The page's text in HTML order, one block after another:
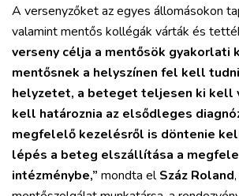
A versenyzőket az egyes állomásokon
valamint mentős kollégák várták és
verseny célja a mentősök gyakorlati
mentősnek a helyszínen fel kell
helyzetet, a beteget teljesen ki kell
kell határoznia az elsődleges
megfelelő kezelésről is döntenie
lépés a beteg elszállítása a
intézménybe,” mondta elSzáz Roland